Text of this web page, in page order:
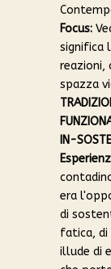
Focus:
significa
reazioni,
spazza
IN-
era
di
fatica, di
illude di